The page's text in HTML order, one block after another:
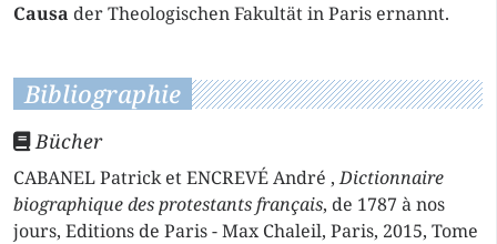
Causa der Theologischen Fakultät in Paris ernannt.
Bibliographie
Bücher
CABANEL Patrick et ENCREVÉ André ,Dictionnaire
biographique des protestants français, de 1787 à nos
jours, Editions de Paris - Max Chaleil, Paris, 2015, Tome